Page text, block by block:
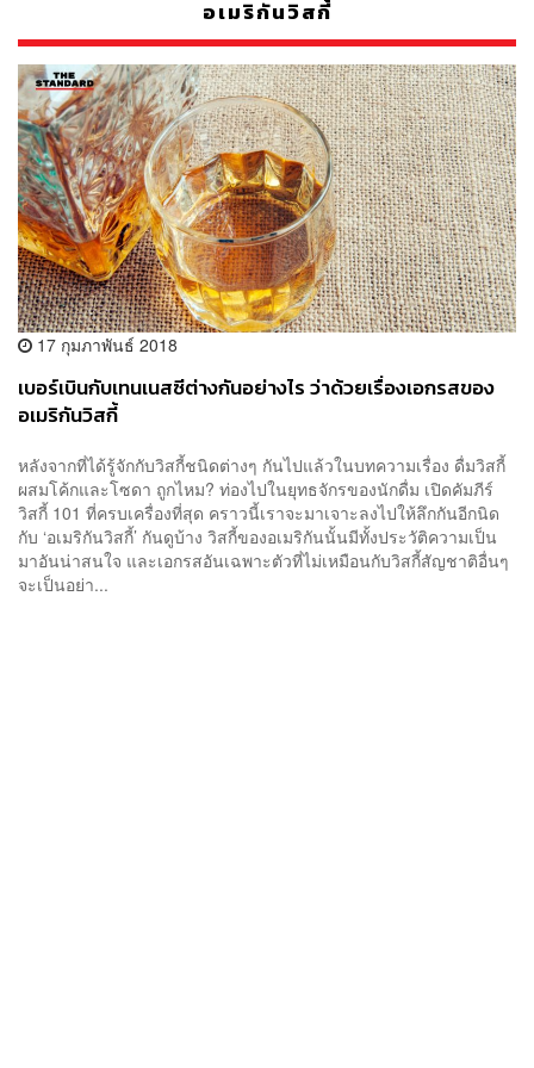
อเมริกันวิสกี้
17 กุมภาพันธ์ 2018
เบอร์เบินกับเทนเนสซีต่างกันอย่างไร ว่าด้วยเรื่องเอกรสของ
อเมริกันวิสกี้
หลังจากที่ได้รู้จักกับวิสกี้ชนิดต่างๆ กันไปแล้วในบทความเรื่อง ดื่มวิสกี้
ผสมโค้กและโซดา ถูกไหม? ท่องไปในยุทธจักรของนักดื่ม เปิดคัมภีร์
วิสกี้ 101 ที่ครบเครื่องที่สุด คราวนี้เราจะมาเจาะลงไปให้ลึกกันอีกนิด
กับ ‘อเมริกันวิสกี้’ กันดูบ้าง วิสกี้ของอเมริกันนั้นมีทั้งประวัติความเป็น
มาอันน่าสนใจ และเอกรสอันเฉพาะตัวที่ไม่เหมือนกับวิสกี้สัญชาติอื่นๆ
จะเป็นอย่า...